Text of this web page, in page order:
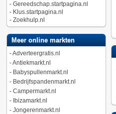
- Gereedschap.startpagina.nl
- Klus.startpagina.nl
- Zoekhulp.nl
Meer online markten
-Adverteergratis.nl
-Antiekmarkt.nl
- Babyspullenmarkt.nl
- Bedrijfspandenmarkt.nl
- Campermarkt.nl
- Ibizamarkt.nl
- Jongerenmarkt.nl